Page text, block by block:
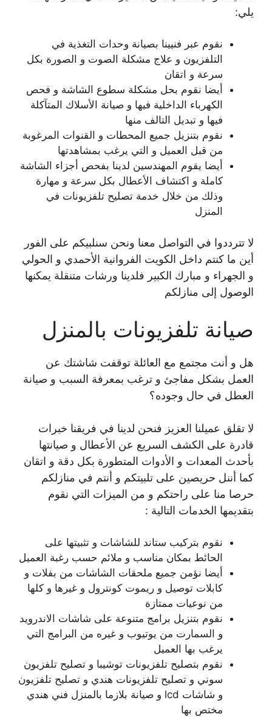
يلي:
نقوم عبر فنيينا بصيانة وحدات التغذية في
التلفزيون و علاج مشكلة الصوت و الصورة بكل
سرعة و اتقان
أيضا نقوم بحل مشكلة سطوع الشاشة و فحص
الكهرباء الداخلية فيها و صيانة الأسلاك المتآكلة
فيها و تبديل التالف منها
نقوم بتنزيل جميع المحطات و القنوات المرغوبة
من قبل العميل و التي يرغب بمشاهدتها
أيضا يقوم المهندسين لدينا بفحص أجزاء الشاشة
كاملة و اكتشاف الأعطال بكل سرعة و مهارة
وذلك من خلال خدمة تصليح تلفزيونات في
المنزل
لا تترددوا في التواصل معنا ونحن سنلبيكم على الفور
أين ما كنتم داخل الكويت الفروانية الأحمدي و الحولي
و الجهراء و مبارك الكبير فلدينا ورشات متنقلة يمكنها
الوصول إلى منازلكم
صيانة تلفزيونات بالمنزل
هل و أنت مجتمع مع العائلة توقفت شاشتك عن
العمل بشكل مفاجئ و ترغب بمعرفة السبب و صيانة
العطل في حال وجوده؟
لا تقلق عميلنا العزيز فنحن لدينا في فريقنا خبرات
قادرة على الكشف السريع عن الأعطال و صيانتها
بأحدث المعدات و الأدوات المتطورة بكل دقة و اتقان
كما أننل حريصين على تلبيتكم و أنتم في منازلكم
حرصا منا على راحتكم و من الميزات التي نقوم
بتقديمها الخدمات التالية :
نقوم بتركيب ستاند للشاشات و تثبيتها على
الحائط بمكان مناسب و ملائم حسب رغبة العميل
أيضا نؤمن جميع ملحقات الشاشات من بفلات و
كابلات توصيل و ريموت كونترول و غيرها و كلها
من نوعيات ممتازة
نقوم بتنزيل برامج متنوعة على شاشات الاندرويد
و السمارت من يوتيوب و غيره من البرامج التي
يرغب بها العميل
نقوم بتصليح تلفزيونات توشيبا و تصليح تلفزيون
سوني و تصليح تلفزيونات هندي و تصليح تلفزيون
و شاشات lcd و صيانة بلازما بالمنزل فني هندي
مختص بها